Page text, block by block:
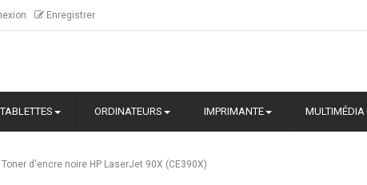
Enregistrer
TABLETTES ORDINATEURS IMPRIMANTE MULTIMÉDIA
d'encre noire HP LaserJet 90X (CE390X)